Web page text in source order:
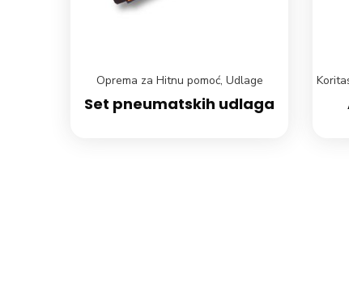
Oprema za Hitnu pomoć, Udlage
Set pneumatskih udlaga